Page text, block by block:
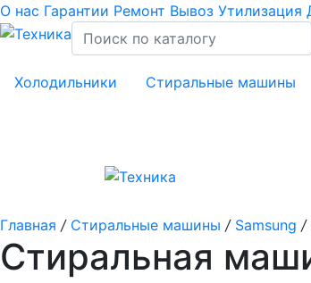
О нас Гарантии Ремонт Вывоз Утилизация
Холодильники
Стиральные машины
Главная / Стиральные машины / Samsung /
Стиральная